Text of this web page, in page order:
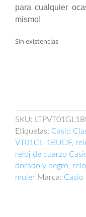
para cualquier
mismo!
Sin existencias
SKU:
Etiquetas: Casio
VT01GL-1BUDF,
reloj de cuarzo
dorado y negro,
mujer Marca: Casio